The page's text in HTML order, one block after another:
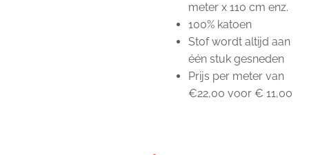
meter x 110 cm enz.
100% katoen
Stof wordt altijd aan
één stuk gesneden
Prijs per meter van
€22,00 voor € 11,00